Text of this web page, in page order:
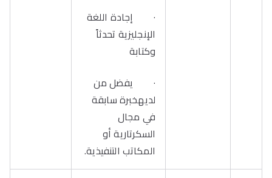
· إجادة اللغة
الإنجليزية تحدثاً
وكتابة
· يفضل من
لديهخبرة سابقة
في مجال
السكرتارية أو
المكاتب التنفيذية.